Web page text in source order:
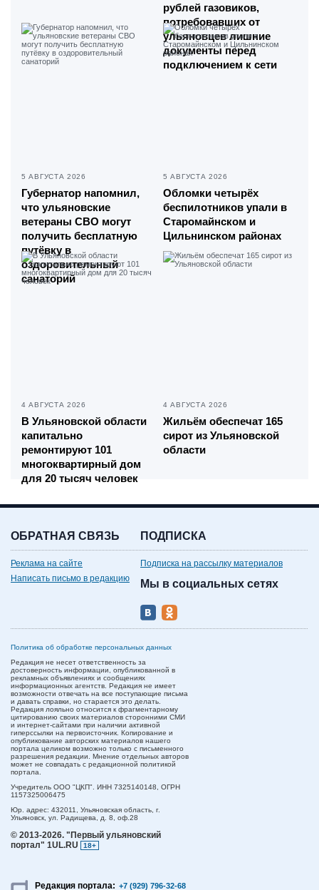
рублей газовиков,
потребовавших от
ульяновцев лишние
документы перед
подключением к сети
5 АВГУСТА 2026
Губернатор напомнил,
что ульяновские
ветераны СВО могут
получить бесплатную
путёвку в
оздоровительный
санаторий
5 АВГУСТА 2026
Обломки четырёх
беспилотников упали в
Старомайнском и
Цильнинском районах
4 АВГУСТА 2026
В Ульяновской области
капитально
ремонтируют 101
многоквартирный дом
для 20 тысяч человек
4 АВГУСТА 2026
Жильём обеспечат 165
сирот из Ульяновской
области
ОБРАТНАЯ СВЯЗЬ
Реклама на сайте
Написать письмо в редакцию
ПОДПИСКА
Подписка на рассылку материалов
Мы в социальных сетях
Политика об обработке персональных данных
Редакция не несет ответственность за
достоверность информации, опубликованной в
рекламных объявлениях и сообщениях
информационных агентств. Редакция не имеет
возможности отвечать на все поступающие письма
и давать справки, но старается это делать.
Редакция лояльно относится к фрагментарному
цитированию своих материалов сторонними СМИ
и интернет-сайтами при наличии активной
гиперссылки на первоисточник. Копирование и
опубликование авторских материалов нашего
портала целиком возможно только с письменного
разрешения редакции. Мнение отдельных авторов
может не совпадать с редакционной политикой
портала.
Учредитель ООО "ЦКП". ИНН 7325140148, ОГРН
1157325006475
Юр. адрес: 432011, Ульяновская область, г.
Ульяновск, ул. Радищева, д. 8, оф.28
© 2013-2026. "Первый ульяновский
портал" 1UL.RU
18+
Редакция портала: +7 (929) 796-32-68